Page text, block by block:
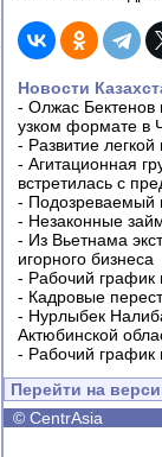
Новости
- Олжас Бектенов
узком формате в
- Развитие
- Агитационная
встретилась с
- Подозреваемый
- Незаконные
- Из Вьетнама
игорного бизнеса
- Рабочий график
- Кадровые
- Нурлыбек
Актюбинской
- Рабочий график
Перейти на
© CentrAsia